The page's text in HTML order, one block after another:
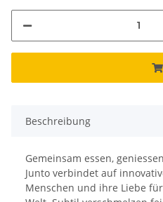
Beschreibung
Gemeinsam essen,
Junto verbindet auf
Menschen und ihre Liebe